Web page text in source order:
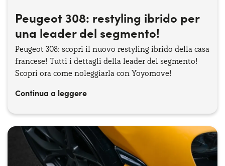
Peugeot 308: restyling ibrido per
una leader del segmento!
Peugeot 308: scopri il nuovo restyling ibrido della casa
francese! Tutti i dettagli della leader del segmento!
Scopri ora come noleggiarla con Yoyomove!
Continua a leggere